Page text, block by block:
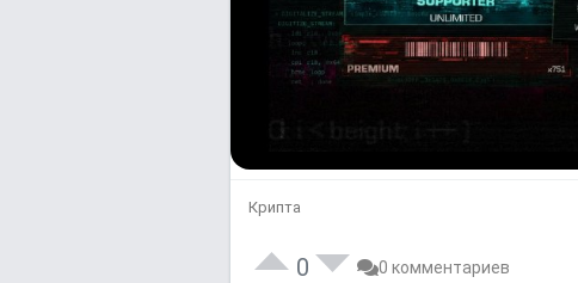
Крипта
0 0 комментариев